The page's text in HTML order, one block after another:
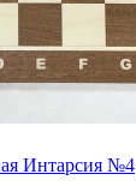
Интарсия №4